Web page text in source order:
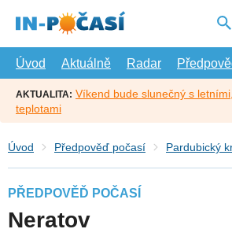
hlavní
Úvod
Aktuálně Radar
AKTUALITA: Víkend bude slunečný s
teplotami
Úvod Předpověď počasí Pardubický
PŘEDPOVĚĎ POČASÍ
Neratov